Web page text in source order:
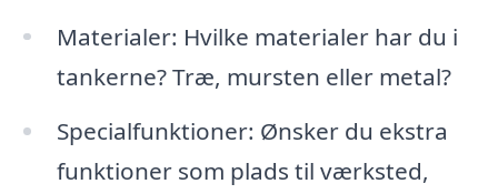
Materialer: Hvilke materialer har du i
tankerne? Træ, mursten eller metal?
Specialfunktioner: Ønsker du ekstra
funktioner som plads til værksted,